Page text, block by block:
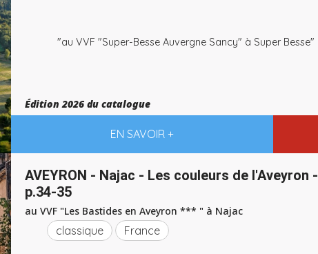
Édition 2026 du catalogue
"au VVF "Super-Besse Auvergne Sancy" à Super Besse"
EN SAVOIR +
AVEYRON - Najac - Les couleurs de l'Aveyron -
p.34-35
au VVF "Les Bastides en Aveyron *** " à Najac
classique France